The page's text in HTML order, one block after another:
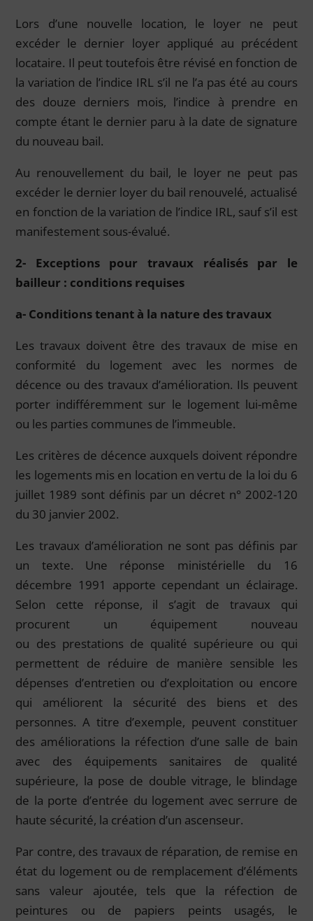
Lors d’une nouvelle location, le loyer ne peut
excéder le dernier loyer appliqué au précédent
locataire. Il peut toutefois être révisé en fonction de
la variation de l’indice IRL s’il ne l’a pas été au cours
des douze derniers mois, l’indice à prendre en
compte étant le dernier paru à la date de signature
du nouveau bail.
Au renouvellement du bail, le loyer ne peut pas
excéder le dernier loyer du bail renouvelé, actualisé
en fonction de la variation de l’indice IRL, sauf s’il est
manifestement sous-évalué.
2- Exceptions pour travaux réalisés par le
bailleur : conditions requises
a- Conditions tenant à la nature des travaux
Les travaux doivent être des travaux de mise en
conformité du logement avec les normes de
décence ou des travaux d’amélioration. Ils peuvent
porter indifféremment sur le logement lui-même
ou les parties communes de l’immeuble.
Les critères de décence auxquels doivent répondre
les logements mis en location en vertu de la loi du 6
juillet 1989 sont définis par un décret n° 2002-120
du 30 janvier 2002.
Les travaux d’amélioration ne sont pas définis par
un texte. Une réponse ministérielle du 16
décembre 1991 apporte cependant un éclairage.
Selon cette réponse, il s’agit de travaux qui
procurent un équipement nouveau
ou des prestations de qualité supérieure ou qui
permettent de réduire de manière sensible les
dépenses d’entretien ou d’exploitation ou encore
qui améliorent la sécurité des biens et des
personnes. A titre d’exemple, peuvent constituer
des améliorations la réfection d’une salle de bain
avec des équipements sanitaires de qualité
supérieure, la pose de double vitrage, le blindage
de la porte d’entrée du logement avec serrure de
haute sécurité, la création d’un ascenseur.
Par contre, des travaux de réparation, de remise en
état du logement ou de remplacement d’éléments
sans valeur ajoutée, tels que la réfection de
peintures ou de papiers peints usagés, le